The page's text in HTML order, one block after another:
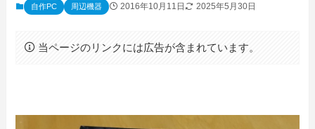
自作PC 周辺機器 2016年10月11日 2025年5月30日
当ページのリンクには広告が含まれています。